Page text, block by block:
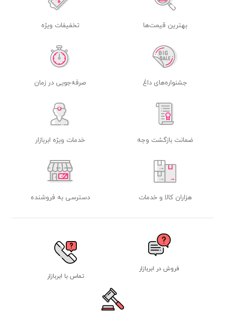
بهترین قیمت‌ها تخفیفات ویژه
جشنواره‌های داغ صرفه‌جویی در زمان
ضمانت بازگشت وجه خدمات ویژه ابربازار
هزاران کالا و خدمات دسترسی به فروشنده
فروش در ابربازار
تماس با ابربازار